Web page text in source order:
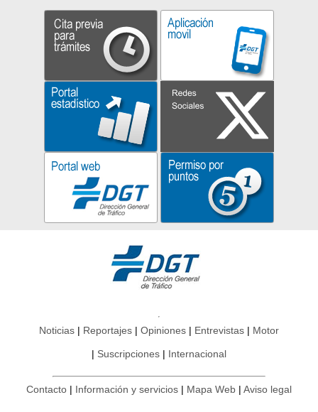
Noticias Reportajes Opiniones Entrevistas Motor
Suscripciones Internacional
Contacto Información y servicios Mapa Web Aviso legal